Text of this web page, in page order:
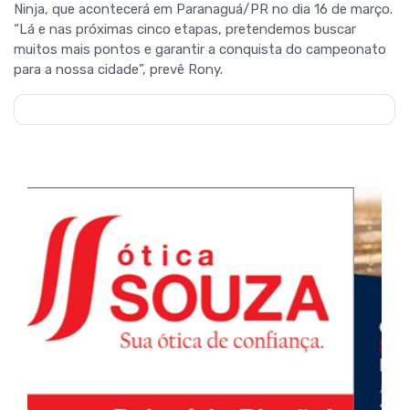
Ninja, que acontecerá em Paranaguá/PR no dia 16 de março.
“Lá e nas próximas cinco etapas, pretendemos buscar
muitos mais pontos e garantir a conquista do campeonato
para a nossa cidade”, prevê Rony.